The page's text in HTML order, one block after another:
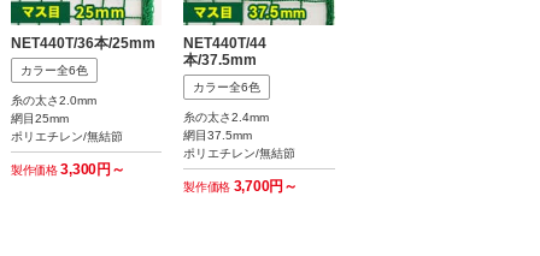
NET440T/36本/25mm
カラー全6色
糸の太さ2.0mm
網目25mm
ポリエチレン/無結節
製作価格3,300円～
NET440T/44
本/37.5mm
カラー全6色
糸の太さ2.4mm
網目37.5mm
ポリエチレン/無結節
製作価格 3,700円～